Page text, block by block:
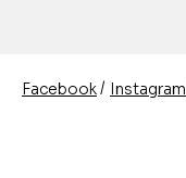
Facebook / Instagram